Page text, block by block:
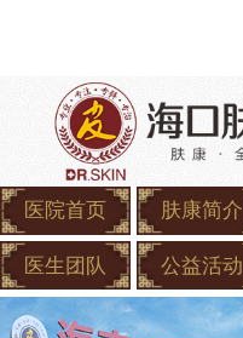
医院首页 肤康简介
医生团队 公益活动